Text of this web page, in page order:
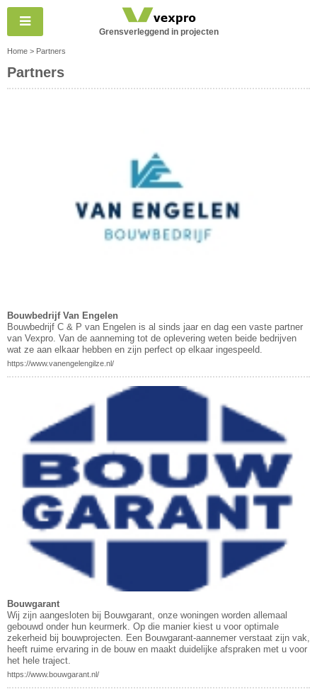
Grensverleggend in projecten
Home > Partners
Partners
Bouwbedrijf Van Engelen
Bouwbedrijf C & P van Engelen is al sinds jaar en dag een vaste partner
van Vexpro. Van de aanneming tot de oplevering weten beide bedrijven
wat ze aan elkaar hebben en zijn perfect op elkaar ingespeeld.
https://www.vanengelengilze.nl/
Bouwgarant
Wij zijn aangesloten bij Bouwgarant, onze woningen worden allemaal
gebouwd onder hun keurmerk. Op die manier kiest u voor optimale
zekerheid bij bouwprojecten. Een Bouwgarant-aannemer verstaat zijn vak,
heeft ruime ervaring in de bouw en maakt duidelijke afspraken met u voor
het hele traject.
https://www.bouwgarant.nl/